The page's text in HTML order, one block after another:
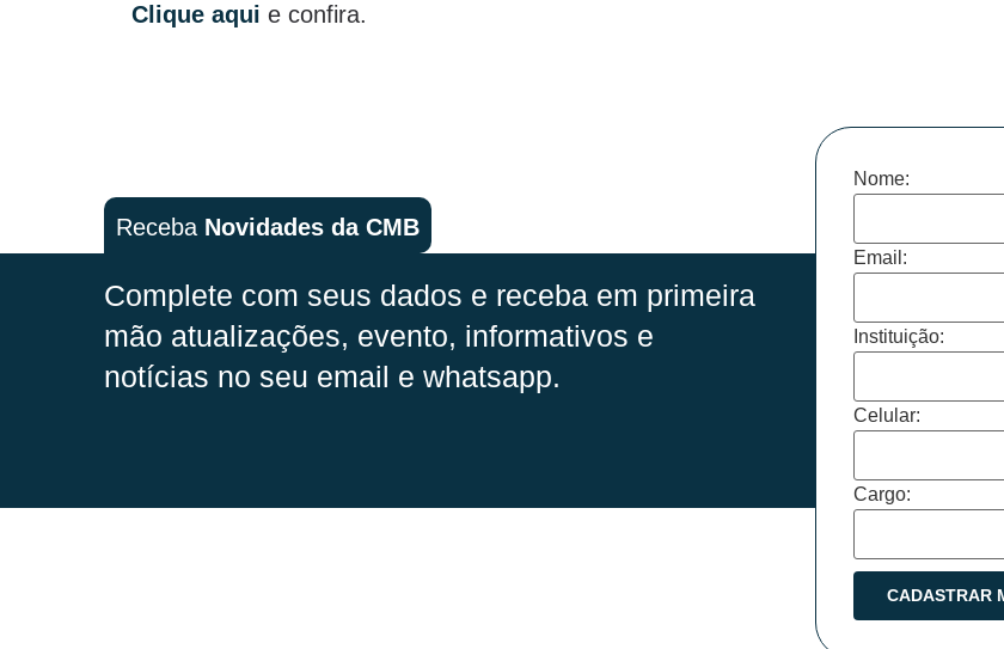
Clique aqui e confira.
Receba Novidades da CMB
Complete com seus dados e receba em primeira
mão atualizações, evento, informativos e
notícias no seu email e whatsapp.
Nome:
Email:
Instituição:
Celular:
Cargo: